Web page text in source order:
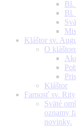
Bl.
Bl.
Kláštor sv.
O
Kláštor
Farnosť sv. Rity
Sväté
oznamy
novinky.